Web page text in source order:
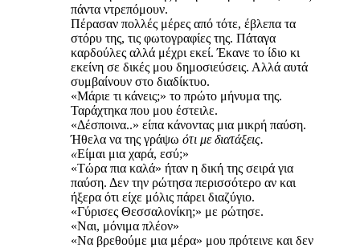
πάντα ντρεπόμουν.
Πέρασαν πολλές μέρες από τότε, έβλεπα τα
στόρυ της, τις φωτογραφίες της. Πάταγα
καρδούλες αλλά μέχρι εκεί. Έκανε το ίδιο κι
εκείνη σε δικές μου δημοσιεύσεις. Αλλά αυτά
συμβαίνουν στο διαδίκτυο.
«Μάριε τι κάνεις;» το πρώτο μήνυμα της.
Ταράχτηκα που μου έστειλε.
«Δέσποινα..» είπα κάνοντας μια μικρή παύση.
Ήθελα να της γράψω ότι με διατάξεις.
«Είμαι μια χαρά, εσύ;»
«Τώρα πια καλά» ήταν η δική της σειρά για
παύση. Δεν την ρώτησα περισσότερο αν και
ήξερα ότι είχε μόλις πάρει διαζύγιο.
«Γύρισες Θεσσαλονίκη;» με ρώτησε.
«Ναι, μόνιμα πλέον»
«Να βρεθούμε μια μέρα» μου πρότεινε και δεν